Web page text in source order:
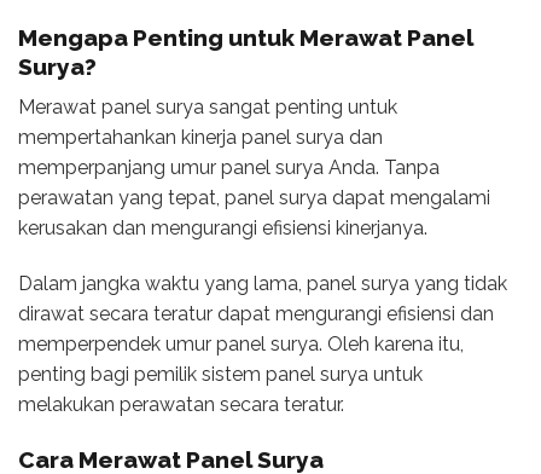
Mengapa Penting untuk Merawat Panel
Surya?
Merawat panel surya sangat penting untuk
mempertahankan kinerja panel surya dan
memperpanjang umur panel surya Anda. Tanpa
perawatan yang tepat, panel surya dapat mengalami
kerusakan dan mengurangi efisiensi kinerjanya.
Dalam jangka waktu yang lama, panel surya yang tidak
dirawat secara teratur dapat mengurangi efisiensi dan
memperpendek umur panel surya. Oleh karena itu,
penting bagi pemilik sistem panel surya untuk
melakukan perawatan secara teratur.
Cara Merawat Panel Surya